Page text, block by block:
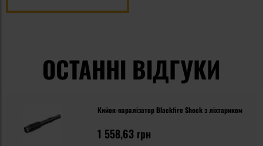
ОСТАННІ ВІДГУКИ
Кийок-паралізатор Blackfire Shock з ліхтариком
1 558,63 грн